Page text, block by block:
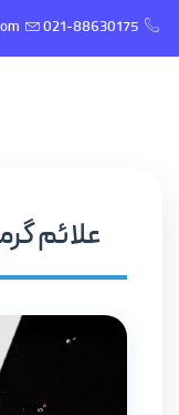
021-88630175
علائم